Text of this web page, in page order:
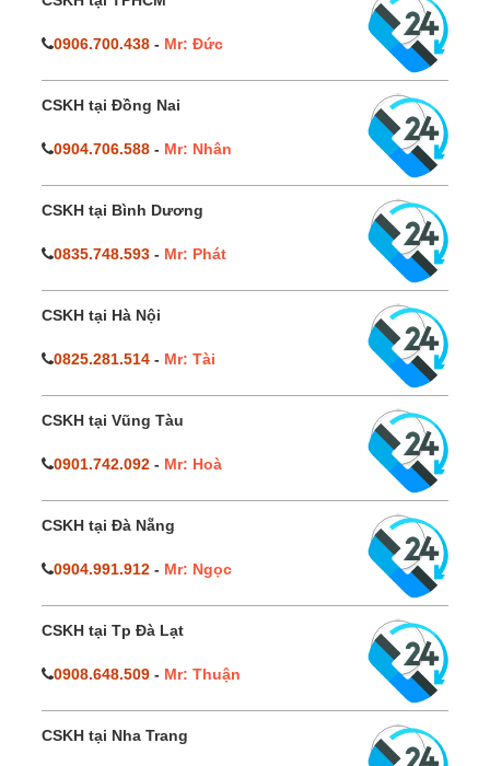
0906.700.438 - Mr: Đức
CSKH tại Đồng Nai
0904.706.588 - Mr: Nhân
CSKH tại Bình Dương
0835.748.593 - Mr: Phát
CSKH tại Hà Nội
0825.281.514 - Mr: Tài
CSKH tại Vũng Tàu
0901.742.092 - Mr: Hoà
CSKH tại Đà Nẵng
0904.991.912 - Mr: Ngọc
CSKH tại Tp Đà Lạt
0908.648.509 - Mr: Thuận
CSKH tại Nha Trang